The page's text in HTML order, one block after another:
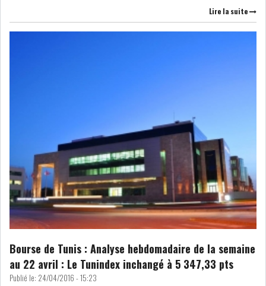
Lire la suite
Bourse de Tunis : Analyse hebdomadaire de la semaine
au 22 avril : Le Tunindex inchangé à 5 347,33 pts
Publié le: 24/04/2016 - 15:23